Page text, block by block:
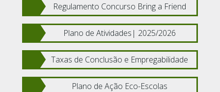
Regulamento Concurso Bring a Friend
Plano de Atividades| 2025/2026
Taxas de Conclusão e Empregabilidade
Plano de Ação Eco-Escolas